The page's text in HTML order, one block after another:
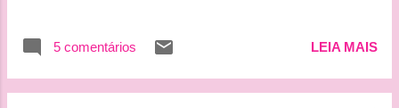
em que posto para vocês Jacques Villeneuve está em
segundo na corrida, pilotando o Peugeot nº 7, após estar
5 comentários LEIA MAIS